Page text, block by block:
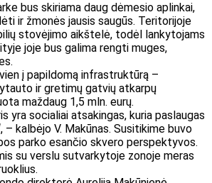
bus skiriama daug dėmesio aplinkai,
ir žmonės jausis saugūs. Teritorijoje
stovėjimo aikštelė, todėl lankytojams
joje bus galima rengti muges,
į papildomą infrastruktūrą –
ir gretimų gatvių atkarpų
maždaug 1,5 mln. eurų.
yra socialiai atsakingas, kuria paslaugas
– kalbėjo V. Makūnas. Susitikime buvo
parko esančio skvero perspektyvos.
su verslu sutvarkytoje zonoje meras